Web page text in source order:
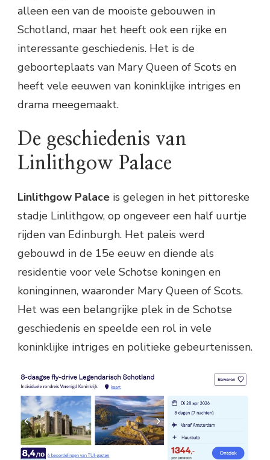
alleen een van de mooiste gebouwen in
Schotland, maar het heeft ook een rijke en
interessante geschiedenis. Het is de
geboorteplaats van Mary Queen of Scots en
heeft vele eeuwen van koninklijke intriges en
drama meegemaakt.
De geschiedenis van
Linlithgow Palace
Linlithgow Palace is gelegen in het pittoreske
stadje Linlithgow, op ongeveer een half uurtje
rijden van Edinburgh. Het paleis werd
gebouwd in de 15e eeuw en diende als
residentie voor vele Schotse koningen en
koninginnen, waaronder Mary Queen of Scots.
Het was een belangrijke plek in de Schotse
geschiedenis en speelde een rol in vele
koninklijke intriges en politieke gebeurtenissen.